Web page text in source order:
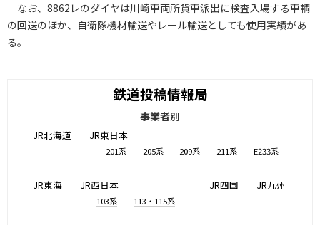
なお、8862レのダイヤは川崎車両所貨車派出に検査入場する車輌
の回送のほか、自衛隊機材輸送やレール輸送としても使用実績があ
る。
鉄道投稿情報局
事業者別
JR北海道 JR東日本
201系 205系 209系 211系 E233系
JR東海 JR西日本
103系 113・115系
JR四国 JR九州